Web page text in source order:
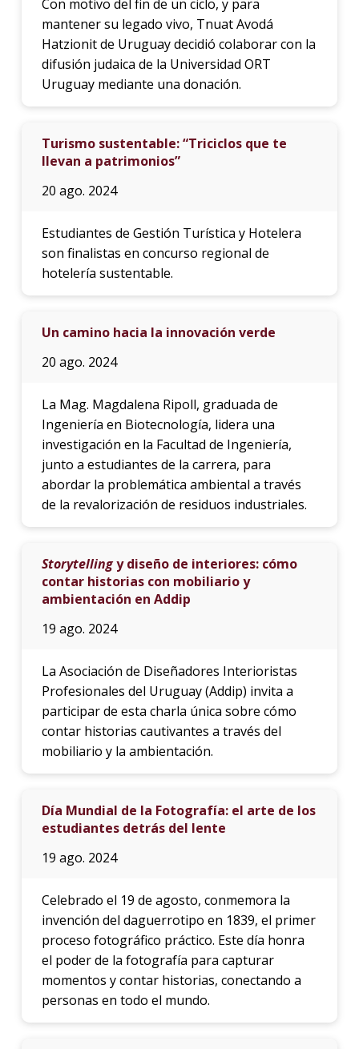
Con motivo del fin de un ciclo, y para
mantener su legado vivo, Tnuat Avodá
Hatzionit de Uruguay decidió colaborar con la
difusión judaica de la Universidad ORT
Uruguay mediante una donación.
Turismo sustentable: “Triciclos que te
llevan a patrimonios”
20 ago. 2024
Estudiantes de Gestión Turística y Hotelera
son finalistas en concurso regional de
hotelería sustentable.
Un camino hacia la innovación verde
20 ago. 2024
La Mag. Magdalena Ripoll, graduada de
Ingeniería en Biotecnología, lidera una
investigación en la Facultad de Ingeniería,
junto a estudiantes de la carrera, para
abordar la problemática ambiental a través
de la revalorización de residuos industriales.
Storytellingy diseño de interiores: cómo
contar historias con mobiliario y
ambientación en Addip
19 ago. 2024
La Asociación de Diseñadores Interioristas
Profesionales del Uruguay (Addip) invita a
participar de esta charla única sobre cómo
contar historias cautivantes a través del
mobiliario y la ambientación.
Día Mundial de la Fotografía: el arte de los
estudiantes detrás del lente
19 ago. 2024
Celebrado el 19 de agosto, conmemora la
invención del daguerrotipo en 1839, el primer
proceso fotográfico práctico. Este día honra
el poder de la fotografía para capturar
momentos y contar historias, conectando a
personas en todo el mundo.